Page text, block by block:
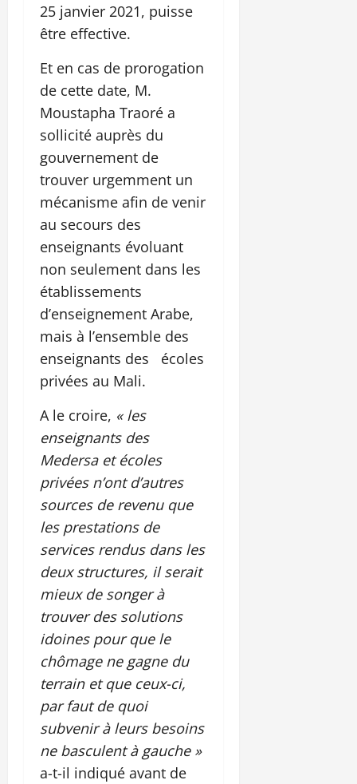
25 janvier 2021, puisse
être effective.
Et en cas de prorogation
de cette date, M.
Moustapha Traoré a
sollicité auprès du
gouvernement de
trouver urgemment un
mécanisme afin de venir
au secours des
enseignants évoluant
non seulement dans les
établissements
d’enseignement Arabe,
mais à l’ensemble des
enseignants des écoles
privées au Mali.
A le croire, « les
enseignants des
Medersa et écoles
privées n’ont d’autres
sources de revenu que
les prestations de
services rendus dans les
deux structures, il serait
mieux de songer à
trouver des solutions
idoines pour que le
chômage ne gagne du
terrain et que ceux-ci,
par faut de quoi
subvenir à leurs besoins
ne basculent à gauche »
a-t-il indiqué avant de